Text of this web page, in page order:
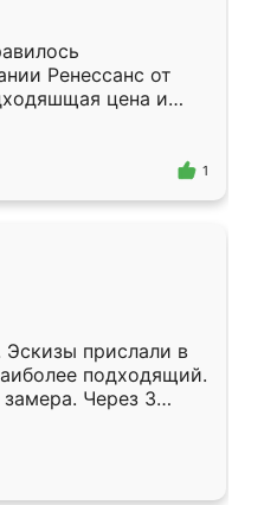
Ренессанс от
цена и
Приехавший
самый
1
Эскизы прислали в
подходящий.
Через 3
Остались
Ренессанс
работу!